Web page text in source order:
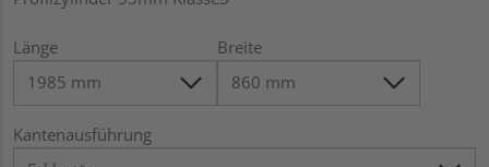
Länge Breite
Kantenausführung